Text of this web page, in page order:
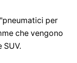
per
che vengono